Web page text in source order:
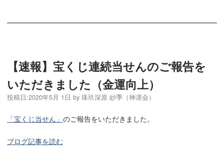
【速報】宝くじ連続当せんのご報告を
いただきました（金運向上）
投稿日:2020年5月 1日 by 珠玖深原 紗季（神凛会）
「宝くじ当せん」 のご報告をいただきました。
ブログ記事を読む